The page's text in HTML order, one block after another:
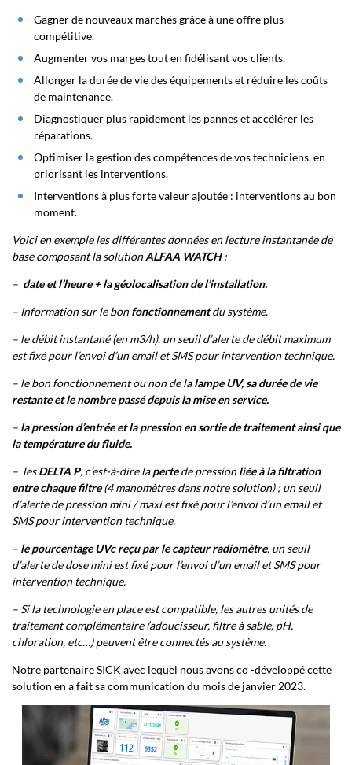
Gagner de nouveaux marchés grâce à une offre plus
compétitive.
Augmenter vos marges tout en fidélisant vos clients.
Allonger la durée de vie des équipements et réduire les coûts
de maintenance.
Diagnostiquer plus rapidement les pannes et accélérer les
réparations.
Optimiser la gestion des compétences de vos techniciens, en
priorisant les interventions.
Interventions à plus forte valeur ajoutée : interventions au bon
moment.
Voici en exemple les différentes données en lecture instantanée de
base composant la solutionALFAA WATCH:
– date et l’heure + la géolocalisation de l’installation.
– Information sur le bonfonctionnementdu système.
– le débit instantané (en m3/h). un seuil d’alerte de débit maximum
est fixé pour l’envoi d’un email et SMS pour intervention technique.
– le bon fonctionnement ou non de lalampe UV, sa durée de vie
restante et le nombre passé depuis la mise en service.
– la pression d’entrée et la pression en sortie de traitement ainsi que
la température du fluide.
– lesDELTA P, c’est-à-dire lapertede pressionliée à la filtration
entre chaque filtre(4 manomètres dans notre solution) ; un seuil
d’alerte de pression mini / maxi est fixé pour l’envoi d’un email et
SMS pour intervention technique.
– le pourcentage UVc reçu par le capteur radiomètre. un seuil
d’alerte de dose mini est fixé pour l’envoi d’un email et SMS pour
intervention technique.
– Si la technologie en place est compatible, les autres unités de
traitement complémentaire (adoucisseur, filtre à sable, pH,
chloration, etc…) peuvent être connectés au système.
Notre partenaire SICK avec lequel nous avons co -développé cette
solution en a fait sa communication du mois de janvier 2023.